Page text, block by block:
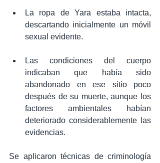
La ropa de Yara estaba intacta,
descartando inicialmente un móvil
sexual evidente.
Las condiciones del cuerpo
indicaban que había sido
abandonado en ese sitio poco
después de su muerte, aunque los
factores ambientales habían
deteriorado considerablemente las
evidencias.
Se aplicaron técnicas de criminología